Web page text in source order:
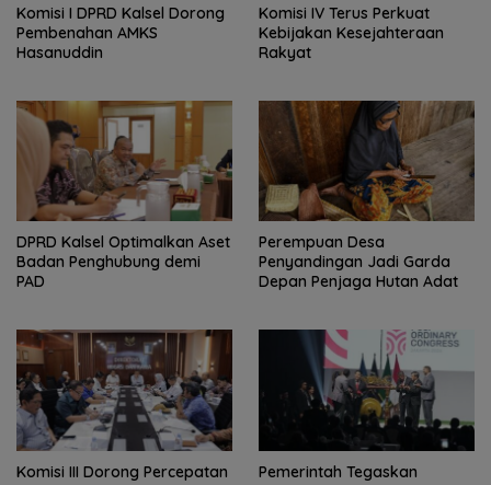
Komisi I DPRD Kalsel Dorong
Pembenahan AMKS
Hasanuddin
Komisi IV Terus Perkuat
Kebijakan Kesejahteraan
Rakyat
‎DPRD Kalsel Optimalkan Aset
Badan Penghubung demi
PAD
Perempuan Desa
Penyandingan Jadi Garda
Depan Penjaga Hutan Adat
‎Komisi III Dorong Percepatan
Pemerintah Tegaskan